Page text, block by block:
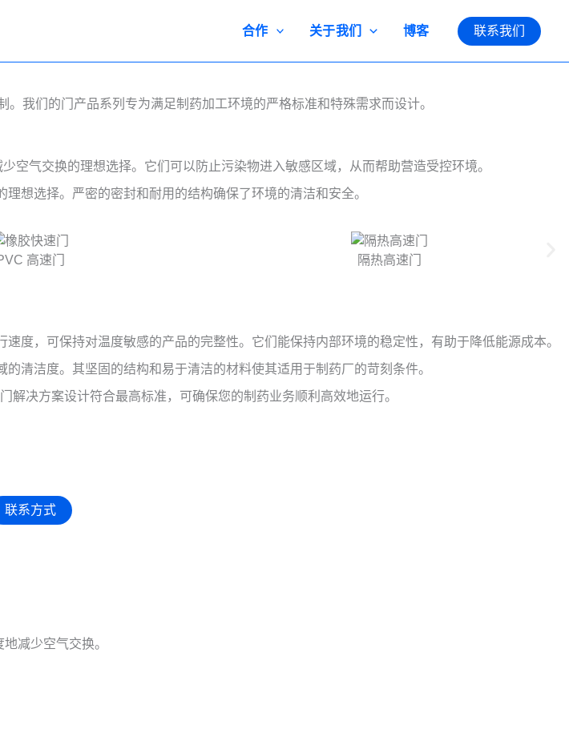
合作 关于我们 博客 联系我们
我们的门产品系列专为满足制药加工环境的严格标准和特殊需求而设计。
气交换的理想选择。它们可以防止污染物进入敏感区域，从而帮助营造受控环境。
想选择。严密的密封和耐用的结构确保了环境的清洁和安全。
高速门 隔热高速门
度，可保持对温度敏感的产品的完整性。它们能保持内部环境的稳定性，有助于降低能源成本。
清洁度。其坚固的结构和易于清洁的材料使其适用于制药厂的苛刻条件。
决方案设计符合最高标准，可确保您的制药业务顺利高效地运行。
联系方式
减少空气交换。